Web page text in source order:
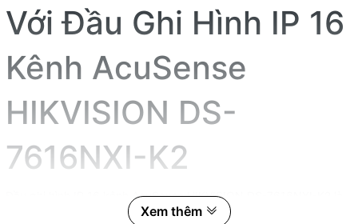
Với Đầu Ghi Hình IP 16
Kênh AcuSense
HIKVISION DS-
7616NXI-K2
Đầu ghi hình IP 16 kênh AcuSense HIKVISION DS-7616NXI-K2 là
một sản phẩm nổi bật trong lĩnh vực giám sát an ninh, mang đến
Xem thêm